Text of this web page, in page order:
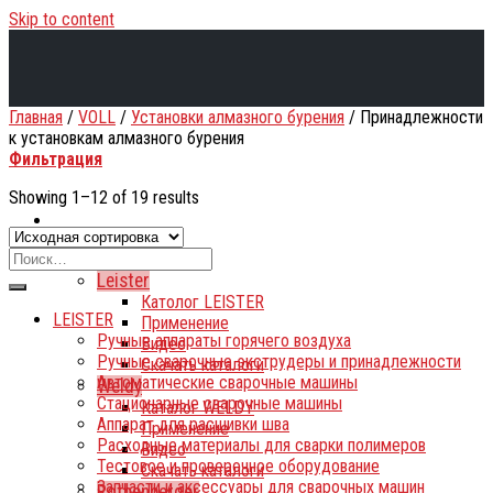
Skip to content
Каталог
Leister
Католог LEISTER
Применение
Видео
Скачать каталоги
Weldy
Каталог WELDY
Применение
Видео
Скачать каталоги
Главная / VOLL / Установки алмазного бурения / Принадлежности
к установкам алмазного бурения
Фильтрация
Showing 1–12 of 19 results
LEISTER
Ручные аппараты горячего воздуха
Ручные сварочные экструдеры и принадлежности
Автоматические сварочные машины
Стационарные сварочные машины
Аппарат для расшивки шва
Расходные материалы для сварки полимеров
Тестовое и проверочное оборудование
Запчасти и аксессуары для сварочных машин